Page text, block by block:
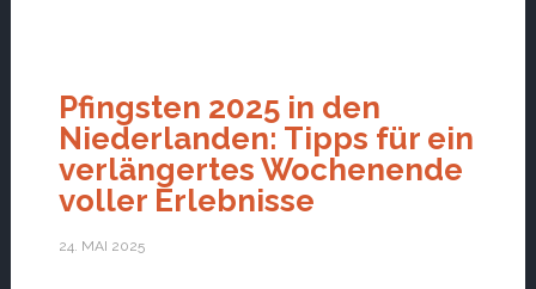
Pfingsten 2025 in den
Niederlanden: Tipps für ein
verlängertes Wochenende
voller Erlebnisse
24. MAI 2025